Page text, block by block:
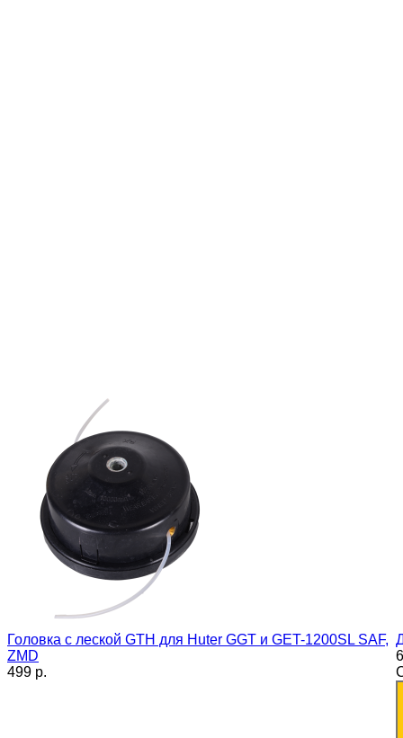
Головка с леской GTH для Huter GGT и GET-1200SL SAF,
ZMD
499 p.